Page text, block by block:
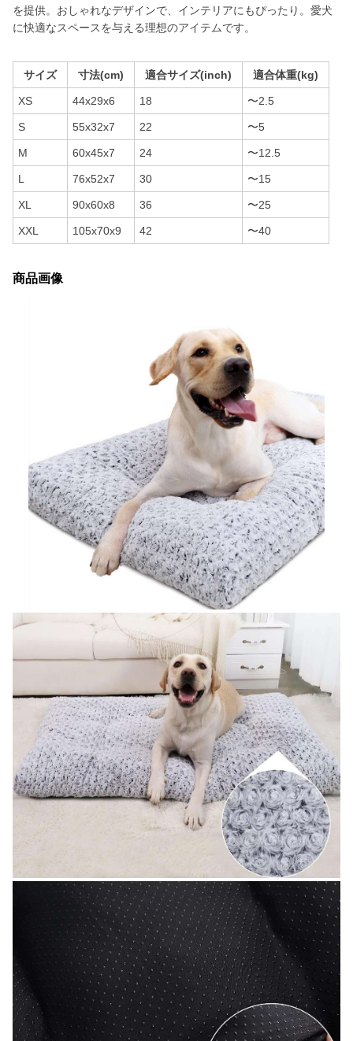
を提供。おしゃれなデザインで、インテリアにもぴったり。愛犬
に快適なスペースを与える理想のアイテムです。
サイズ 寸法(cm) 適合サイズ(inch) 適合体重(kg)
XS 44x29x6 18 〜2.5
S 55x32x7 22 〜5
M 60x45x7 24 〜12.5
L 76x52x7 30 〜15
XL 90x60x8 36 〜25
XXL 105x70x9 42 〜40
商品画像